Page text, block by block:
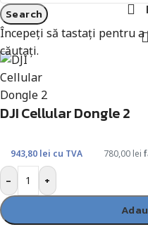
Search
Începeți să tastați pentru a
căutați.
DJI Cellular Dongle 2
780,00 lei
943,80 lei cu TVA
-
+